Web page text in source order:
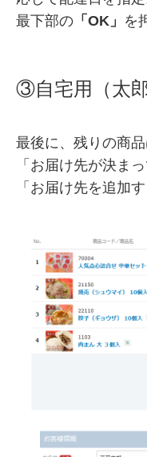
最下部の 「OK」 を
③自宅用（太
最後に、残りの商
「お届け先が決ま
「お届け先を追加